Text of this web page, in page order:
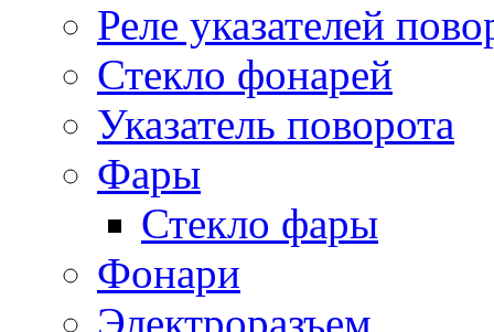
Реле указателей
Стекло фонарей
Указатель поворота
Фары
Стекло фары
Фонари